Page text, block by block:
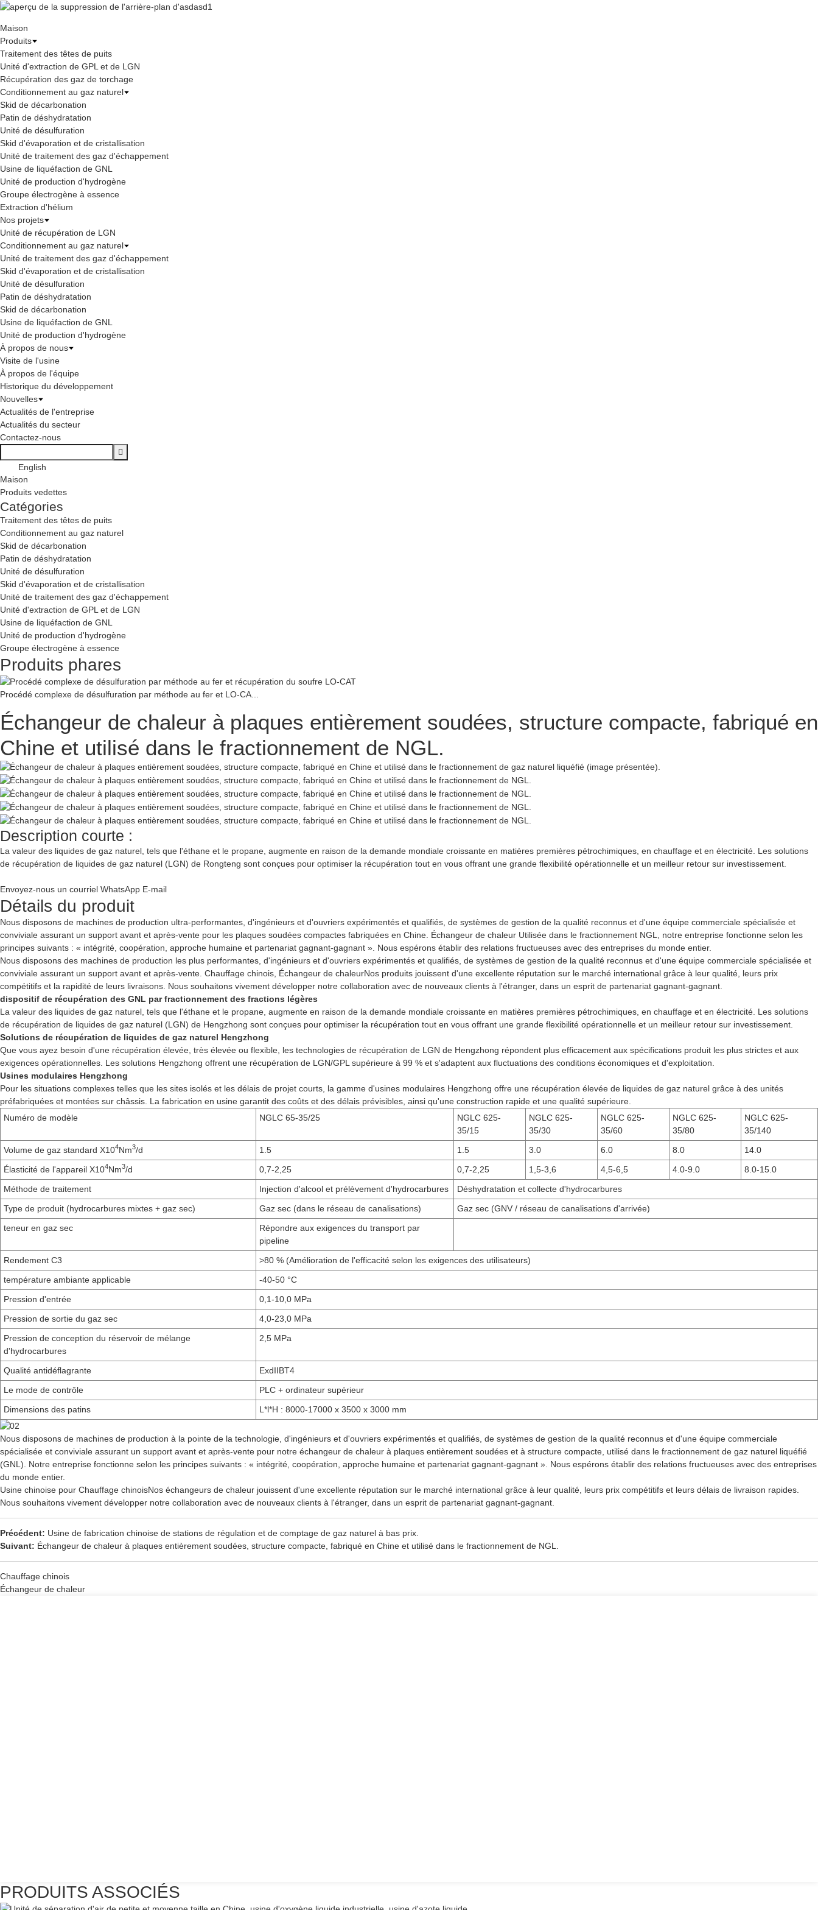
Maison
Produits
Traitement des têtes de puits
Unité d'extraction de GPL et de LGN
Récupération des gaz de torchage
Conditionnement au gaz naturel
Skid de décarbonation
Patin de déshydratation
Unité de désulfuration
Skid d'évaporation et de cristallisation
Unité de traitement des gaz d'échappement
Usine de liquéfaction de GNL
Unité de production d'hydrogène
Groupe électrogène à essence
Extraction d'hélium
Nos projets
Unité de récupération de LGN
Conditionnement au gaz naturel
Unité de traitement des gaz d'échappement
Skid d'évaporation et de cristallisation
Unité de désulfuration
Patin de déshydratation
Skid de décarbonation
Usine de liquéfaction de GNL
Unité de production d'hydrogène
À propos de nous
Visite de l'usine
À propos de l'équipe
Historique du développement
Nouvelles
Actualités de l'entreprise
Actualités du secteur
Contactez-nous
English
Maison
Produits vedettes
Catégories
Traitement des têtes de puits
Conditionnement au gaz naturel
Skid de décarbonation
Patin de déshydratation
Unité de désulfuration
Skid d'évaporation et de cristallisation
Unité de traitement des gaz d'échappement
Unité d'extraction de GPL et de LGN
Usine de liquéfaction de GNL
Unité de production d'hydrogène
Groupe électrogène à essence
Produits phares
Procédé complexe de désulfuration par méthode au fer et LO-CA...
Échangeur de chaleur à plaques entièrement soudées, structure compacte, fabriqué en
Chine et utilisé dans le fractionnement de NGL.
Description courte :
La valeur des liquides de gaz naturel, tels que l'éthane et le propane, augmente en raison de la demande mondiale croissante en matières premières pétrochimiques, en chauffage et en électricité. Les solutions
de récupération de liquides de gaz naturel (LGN) de Rongteng sont conçues pour optimiser la récupération tout en vous offrant une grande flexibilité opérationnelle et un meilleur retour sur investissement.
Envoyez-nous un courriel WhatsApp E-mail
Détails du produit
Nous disposons de machines de production ultra-performantes, d'ingénieurs et d'ouvriers expérimentés et qualifiés, de systèmes de gestion de la qualité reconnus et d'une équipe commerciale spécialisée et
conviviale assurant un support avant et après-vente pour les plaques soudées compactes fabriquées en Chine. Échangeur de chaleur Utilisée dans le fractionnement NGL, notre entreprise fonctionne selon les
principes suivants : « intégrité, coopération, approche humaine et partenariat gagnant-gagnant ». Nous espérons établir des relations fructueuses avec des entreprises du monde entier.
Nous disposons des machines de production les plus performantes, d'ingénieurs et d'ouvriers expérimentés et qualifiés, de systèmes de gestion de la qualité reconnus et d'une équipe commerciale spécialisée et
conviviale assurant un support avant et après-vente. Chauffage chinois Échangeur de chaleurNos produits jouissent d'une excellente réputation sur le marché international grâce à leur qualité, leurs prix
compétitifs et la rapidité de leurs livraisons. Nous souhaitons vivement développer notre collaboration avec de nouveaux clients à l'étranger, dans un esprit de partenariat gagnant-gagnant.
dispositif de récupération des GNL par fractionnement des fractions légères
La valeur des liquides de gaz naturel, tels que l'éthane et le propane, augmente en raison de la demande mondiale croissante en matières premières pétrochimiques, en chauffage et en électricité. Les solutions
de récupération de liquides de gaz naturel (LGN) de Hengzhong sont conçues pour optimiser la récupération tout en vous offrant une grande flexibilité opérationnelle et un meilleur retour sur investissement.
Solutions de récupération de liquides de gaz naturel Hengzhong
Que vous ayez besoin d'une récupération élevée, très élevée ou flexible, les technologies de récupération de LGN de ​​Hengzhong répondent plus efficacement aux spécifications produit les plus strictes et aux
exigences opérationnelles. Les solutions Hengzhong offrent une récupération de LGN/GPL supérieure à 99 % et s'adaptent aux fluctuations des conditions économiques et d'exploitation.
Usines modulaires Hengzhong
Pour les situations complexes telles que les sites isolés et les délais de projet courts, la gamme d'usines modulaires Hengzhong offre une récupération élevée de liquides de gaz naturel grâce à des unités
préfabriquées et montées sur châssis. La fabrication en usine garantit des coûts et des délais prévisibles, ainsi qu'une construction rapide et une qualité supérieure.
Numéro de modèle
NGLC 65-35/25
NGLC 625-
35/15
NGLC 625-
35/30
NGLC 625-
35/60
NGLC 625-
35/80
NGLC 625-
35/140
Volume de gaz standard X104Nm3/d 1.5 1.5 3.0 6.0 8.0
14.0
Élasticité de l'appareil X104Nm3/d 0,7-2,25 0,7-2,25 1,5-3,6 4,5-6,5 4.0-9.0
8.0-15.0
Méthode de traitement
Injection d'alcool et prélèvement d'hydrocarbures
Déshydratation et collecte d'hydrocarbures
Type de produit (hydrocarbures mixtes + gaz sec)
Gaz sec (dans le réseau de canalisations)
Gaz sec (GNV / réseau de canalisations d'arrivée)
teneur en gaz sec
Répondre aux exigences du transport par
pipeline
Rendement C3
>80 % (Amélioration de l'efficacité selon les exigences des utilisateurs)
température ambiante applicable
-40-50 °C
Pression d'entrée
0,1-10,0 MPa
Pression de sortie du gaz sec
4,0-23,0 MPa
Pression de conception du réservoir de mélange
d'hydrocarbures
2,5 MPa
Qualité antidéflagrante
ExdIIBT4
Le mode de contrôle
PLC + ordinateur supérieur
Dimensions des patins
L*l*H : 8000-17000 x 3500 x 3000 mm
Nous disposons de machines de production à la pointe de la technologie, d'ingénieurs et d'ouvriers expérimentés et qualifiés, de systèmes de gestion de la qualité reconnus et d'une équipe commerciale
spécialisée et conviviale assurant un support avant et après-vente pour notre échangeur de chaleur à plaques entièrement soudées et à structure compacte, utilisé dans le fractionnement de gaz naturel liquéfié
(GNL). Notre entreprise fonctionne selon les principes suivants : « intégrité, coopération, approche humaine et partenariat gagnant-gagnant ». Nous espérons établir des relations fructueuses avec des entreprises
du monde entier.
Usine chinoise pour Chauffage chinoisNos échangeurs de chaleur jouissent d'une excellente réputation sur le marché international grâce à leur qualité, leurs prix compétitifs et leurs délais de livraison rapides.
Nous souhaitons vivement développer notre collaboration avec de nouveaux clients à l'étranger, dans un esprit de partenariat gagnant-gagnant.
Précédent: Usine de fabrication chinoise de stations de régulation et de comptage de gaz naturel à bas prix.
Suivant: Échangeur de chaleur à plaques entièrement soudées, structure compacte, fabriqué en Chine et utilisé dans le fractionnement de NGL.
Chauffage chinois
Échangeur de chaleur
PRODUITS ASSOCIÉS